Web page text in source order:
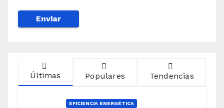
Últimas Populares Tendencias
EFICIENCIA ENERGÉTICA